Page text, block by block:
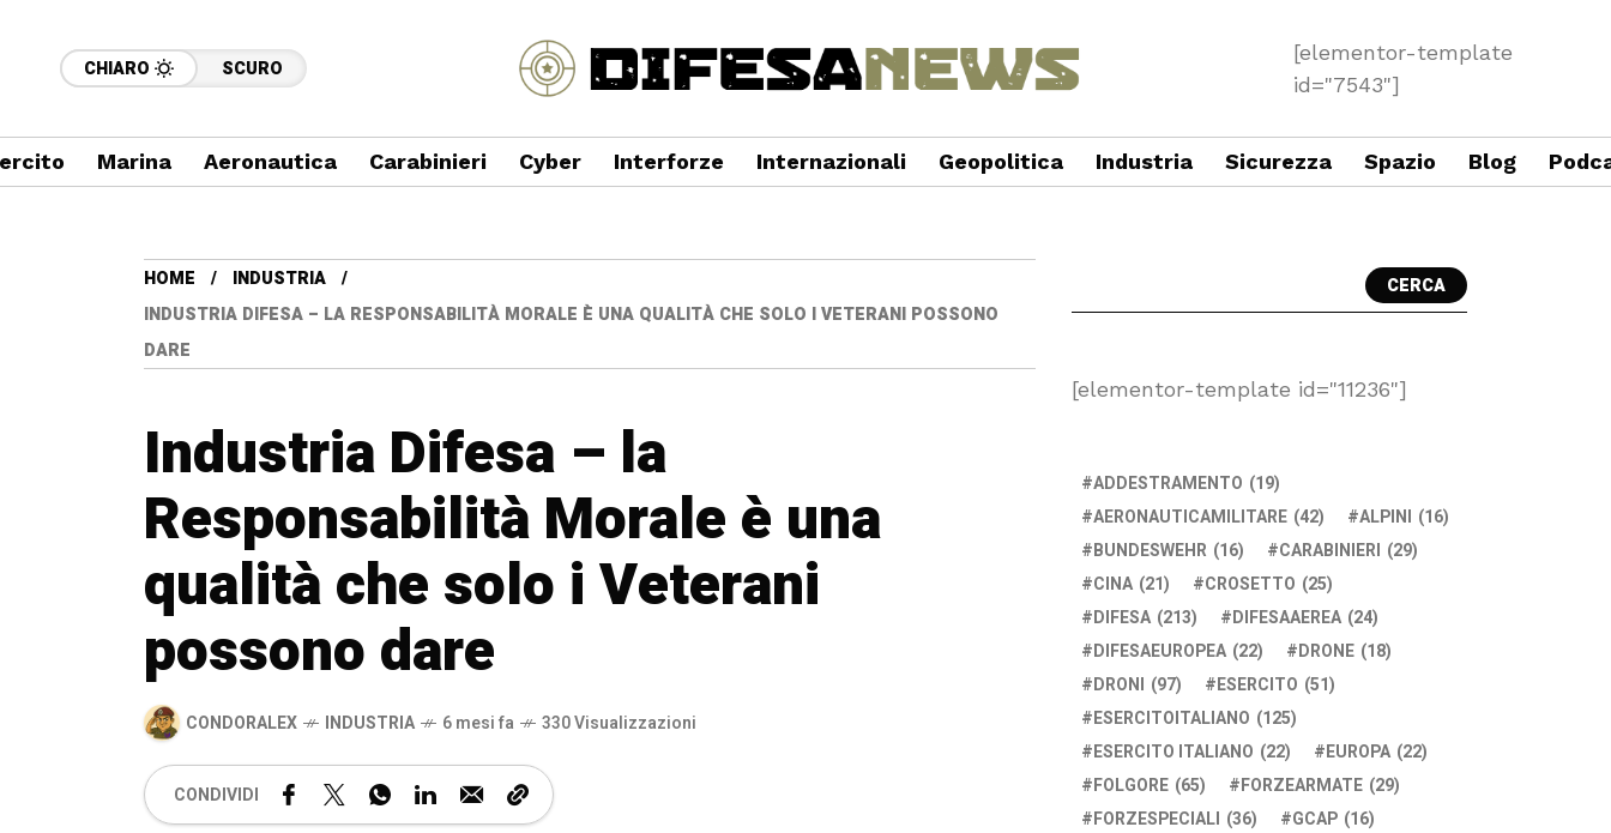
CHIARO SCURO
[elementor-template
id="7543"]
Marina Aeronautica Carabinieri Cyber Interforze Internazionali Geopolitica Industria Sicurezza Spazio Blog
HOME
INDUSTRIA
INDUSTRIA DIFESA – LA RESPONSABILITÀ MORALE È UNA QUALITÀ CHE SOLO I VETERANI POSSONO
DARE
Industria Difesa – la
Responsabilità Morale è una
qualità che solo i Veterani
possono dare
CONDORALEX INDUSTRIA 6 mesi fa 330 Visualizzazioni
CONDIVIDI
CERCA
[elementor-template id="11236"]
ADDESTRAMENTO (19)
AERONAUTICAMILITARE (42) ALPINI (16)
BUNDESWEHR (16) CARABINIERI (29)
CINA (21) CROSETTO (25)
DIFESA (213) DIFESAAEREA (24)
DIFESAEUROPEA (22) DRONE (18)
DRONI (97) ESERCITO (51)
ESERCITOITALIANO (125)
ESERCITO ITALIANO (22) EUROPA (22)
FOLGORE (65) FORZEARMATE (29)
FORZESPECIALI (36) GCAP (16)